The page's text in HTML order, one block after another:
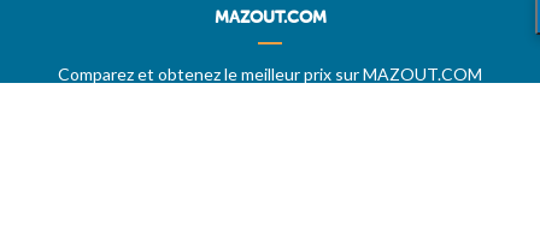
MAZOUT.COM
Comparez et obtenez le meilleur prix sur MAZOUT.COM